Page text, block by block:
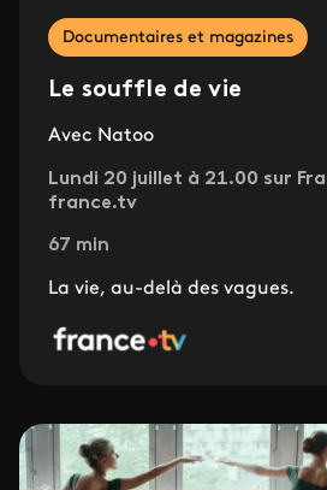
Documentaires et magazines
Le souffle de vie
Avec Natoo
Lundi 20 juillet à 21.00 sur
france.tv
67 min
La vie, au-delà des vagues.